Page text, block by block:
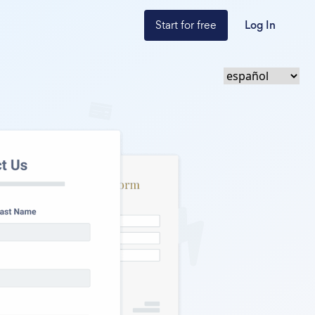
Start for free Log In